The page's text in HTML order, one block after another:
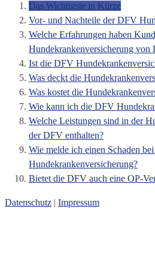
Das Wichtigste in Kürze
Vor- und Nachteile der DFV
Welche Erfahrungen haben
Hundekrankenversicherung von
Ist die DFV
Was deckt die
Was kostet die
Wie kann ich die DFV
Welche Leistungen sind in der
der DFV enthalten?
Wie melde ich einen Schaden
Hundekrankenversicherung?
Bietet die DFV auch eine OP-
Datenschutz | Impressum